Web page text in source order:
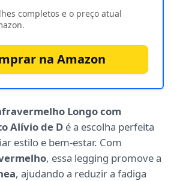
completos e o preço atual
na Amazon
Longo com
Alívio de D é a escolha perfeita
estilo e bem-estar. Com
, essa legging promove a
, ajudando a reduzir a fadiga